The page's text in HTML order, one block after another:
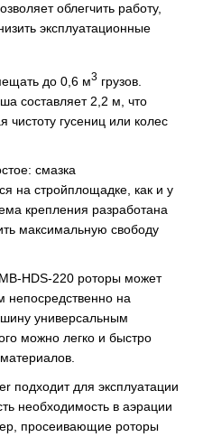
облегчить работу,
эксплуатационные
до 0,6 м3 грузов.
составляет 2,2 м, что
чистоту гусениц или колес
смазка
на стройплощадке, как и у
крепления разработана
максимальную свободу
HDS-220 роторы может
непосредственно на
универсальным
можно легко и быстро
подходит для эксплуатации
необходимость в аэрации
просеивающие роторы